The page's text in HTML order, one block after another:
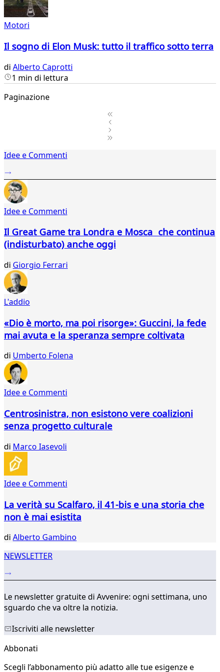
Motori
Il sogno di Elon Musk: tutto il traffico sotto terra
di Alberto Caprotti
1 min di lettura
Paginazione
2Idee e Commenti
Idee e Commenti
Il Great Game tra Londra e Mosca che continua
(indisturbato) anche oggi
di Giorgio Ferrari
L'addio
«Dio è morto, ma poi risorge»: Guccini, la fede
mai avuta e la speranza sempre coltivata
di Umberto Folena
Idee e Commenti
Centrosinistra, non esistono vere coalizioni
senza progetto culturale
di Marco Iasevoli
Idee e Commenti
La verità su Scalfaro, il 41-bis e una storia che
non è mai esistita
di Alberto Gambino
NEWSLETTER
Le newsletter gratuite di Avvenire: ogni settimana, uno
sguardo che va oltre la notizia.
Iscriviti alle newsletter
Abbonati
Scegli l’abbonamento più adatto alle tue esigenze e